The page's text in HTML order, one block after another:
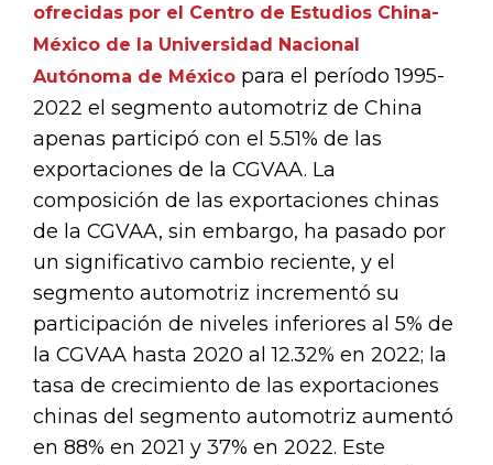
ofrecidas por el Centro de Estudios China-
México de la Universidad Nacional
Autónoma de México para el período 1995-
2022 el segmento automotriz de China
apenas participó con el 5.51% de las
exportaciones de la CGVAA. La
composición de las exportaciones chinas
de la CGVAA, sin embargo, ha pasado por
un significativo cambio reciente, y el
segmento automotriz incrementó su
participación de niveles inferiores al 5% de
la CGVAA hasta 2020 al 12.32% en 2022; la
tasa de crecimiento de las exportaciones
chinas del segmento automotriz aumentó
en 88% en 2021 y 37% en 2022. Este